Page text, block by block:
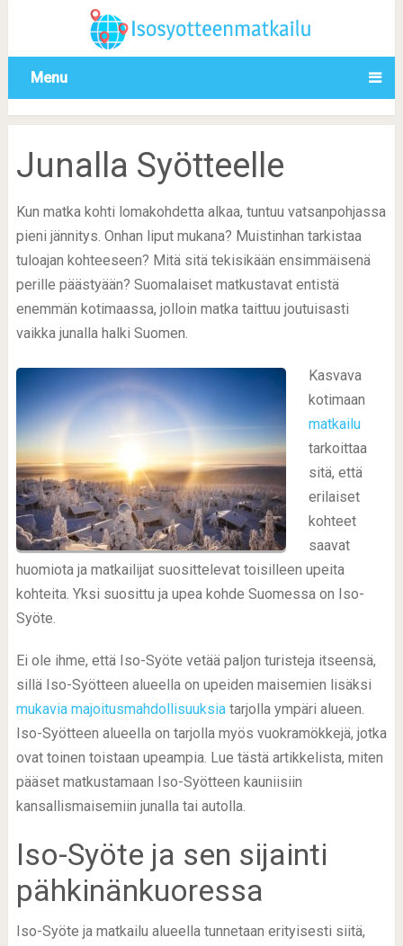
Menu
Junalla Syötteelle
Kun matka kohti lomakohdetta alkaa, tuntuu vatsanpohjassa
pieni jännitys. Onhan liput mukana? Muistinhan tarkistaa
tuloajan kohteeseen? Mitä sitä tekisikään ensimmäisenä
perille päästyään? Suomalaiset matkustavat entistä
enemmän kotimaassa, jolloin matka taittuu joutuisasti
vaikka junalla halki Suomen.
Kasvava
kotimaan
matkailu
tarkoittaa
sitä, että
erilaiset
kohteet
saavat
huomiota ja matkailijat suosittelevat toisilleen upeita
kohteita. Yksi suosittu ja upea kohde Suomessa on Iso-
Syöte.
Ei ole ihme, että Iso-Syöte vetää paljon turisteja itseensä,
sillä Iso-Syötteen alueella on upeiden maisemien lisäksi
mukavia majoitusmahdollisuuksiatarjolla ympäri alueen.
Iso-Syötteen alueella on tarjolla myös vuokramökkejä, jotka
ovat toinen toistaan upeampia. Lue tästä artikkelista, miten
pääset matkustamaan Iso-Syötteen kauniisiin
kansallismaisemiin junalla tai autolla.
Iso-Syöte ja sen sijainti
pähkinänkuoressa
Iso-Syöte ja matkailu alueella tunnetaan erityisesti siitä,